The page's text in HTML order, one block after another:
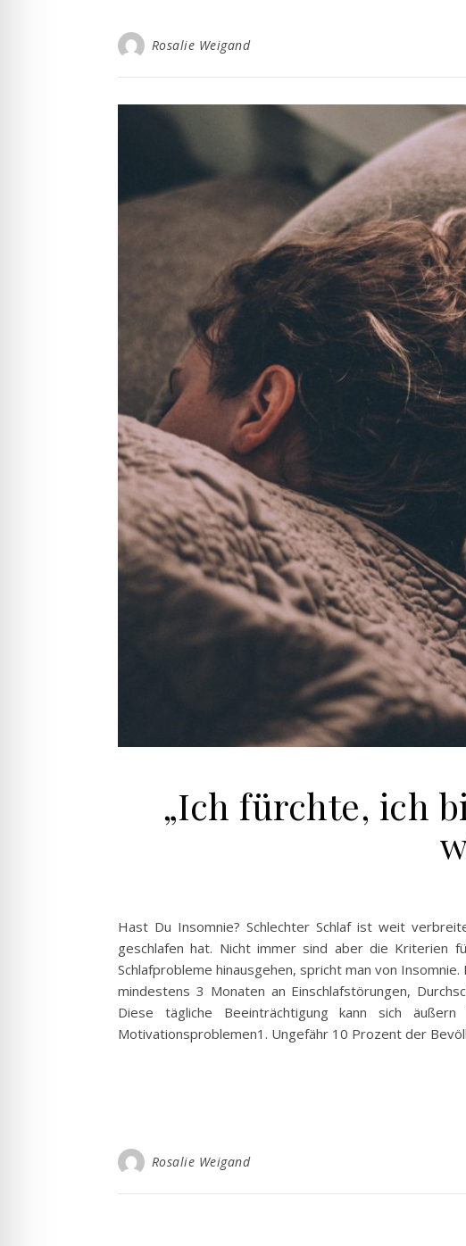
Rosalie Weigand
„Ich fürchte, ich
Hast Du Insomnie? Schlechter Schlaf ist weit
geschlafen hat. Nicht immer sind aber die Kriterien
Schlafprobleme hinausgehen, spricht man von
mindestens 3 Monaten an Einschlafstörungen,
Diese tägliche Beeinträchtigung kann sich äußern
Motivationsproblemen1. Ungefähr 10 Prozent der
Rosalie Weigand